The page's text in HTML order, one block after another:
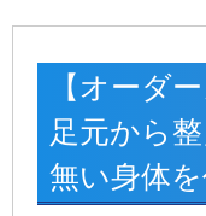
【オーダ
足元から
無い身体